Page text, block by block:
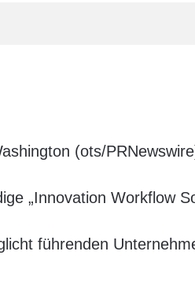
(ots/
„Innovation Workflow
führenden